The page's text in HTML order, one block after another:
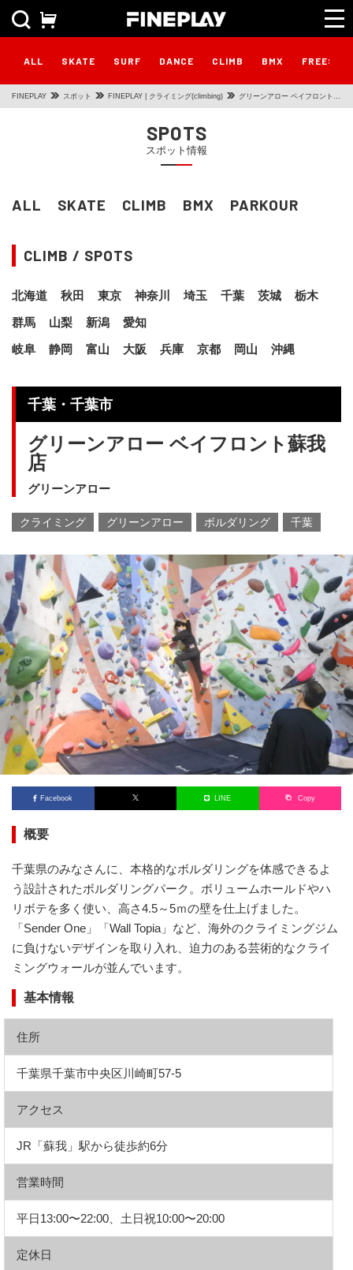
ALL SKATE SURF DANCE CLIMB BMX
FINEPLAY スポット FINEPLAY | クライミング(climbing) グリーンアロー ベイフロント蘇
SPOTS
スポット情報
ALL SKATE CLIMB BMX PARKOUR
CLIMB / SPOTS
北海道 秋田 東京 神奈川 埼玉 千葉 茨城
栃木
群馬
山梨 新潟
愛知
岐阜
静岡 富山 大阪 兵庫 京都 岡山 沖縄
千葉・千葉市
グリーンアロー ベイフロント蘇我
店
グリーンアロー
クライミング グリーンアロー ボルダリング 千葉
Facebook LINE Copy
概要
千葉県のみなさんに、本格的なボルダリングを体感できるよ
う設計されたボルダリングパーク。ボリュームホールドやハ
リボテを多く使い、高さ4.5～5ｍの壁を仕上げました。
「Sender One」「Wall Topia」など、海外のクライミングジム
に負けないデザインを取り入れ、迫力のある芸術的なクライ
ミングウォールが並んでいます。
基本情報
住所
千葉県千葉市中央区川崎町57-5
アクセス
JR「蘇我」駅から徒歩約6分
営業時間
平日13:00〜22:00、土日祝10:00〜20:00
定休日